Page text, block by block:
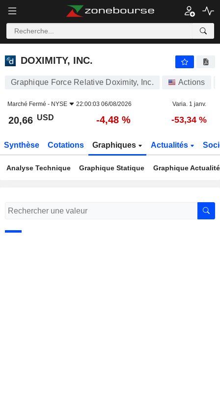
DOXIMITY, INC.
DOXIMITY, INC.
Graphique Force Relative Doximity, Inc. Actions
Marché Fermé - NYSE 22:00:03 06/08/2026 Varia. 1 janv.
20,66 USD -4,48 % -53,34 %
Synthèse Cotations Graphiques Actualités
Analyse Technique Graphique Statique Graphique